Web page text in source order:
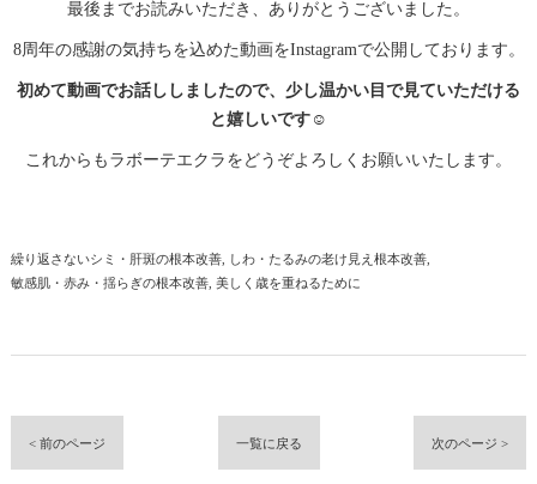
最後までお読みいただき、ありがとうございました。
8周年の感謝の気持ちを込めた動画をInstagramで公開しております。
初めて動画でお話ししましたので、少し温かい目で見ていただける
と嬉しいです☺️
これからもラボーテエクラをどうぞよろしくお願いいたします。
繰り返さないシミ・肝斑の根本改善
しわ・たるみの老け見え根本改善
敏感肌・赤み・揺らぎの根本改善 美しく歳を重ねるために
< 前のページ 一覧に戻る 次のページ >